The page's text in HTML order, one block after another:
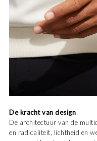
De kracht van design
De architectuur van de
en radicaliteit, lichtheid en